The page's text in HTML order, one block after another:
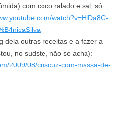
com coco ralado e sal, só.
watch?v=HlDa8C-
dela outras receitas e a fazer a
no sudste, não se acha):
2009/08/cuscuz-com-massa-de-